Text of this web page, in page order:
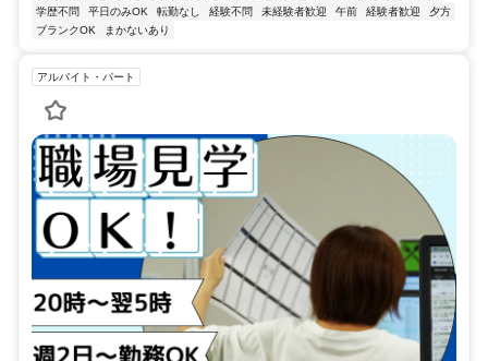
学歴不問
平日のみOK 転勤なし 経験不問 未経験者歓迎 午前 経験者歓迎
夕方
ブランクOK
まかないあり
アルバイト・パート